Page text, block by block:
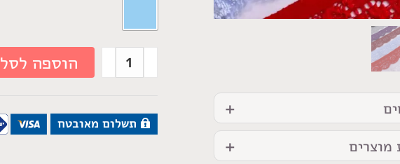
מוצרים
הוספה לסל
תשלום מאובטח